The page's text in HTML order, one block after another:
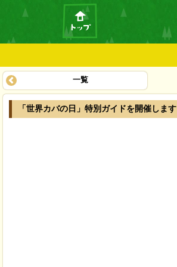
一覧
「世界カバの日」特別ガイドを開催します